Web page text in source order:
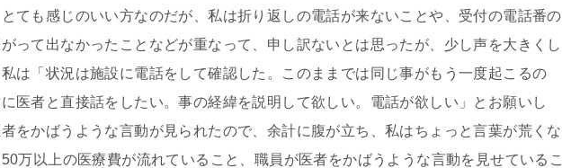
ても感じのいい方なのだが、私は折り返しの電話が来ないことや、受付の電話番の
って出なかったことなどが重なって、申し訳ないとは思ったが、少し声を大きくし
は「状況は施設に電話をして確認した。このままでは同じ事がもう一度起こるの
医者と直接話をしたい。事の経緯を説明して欲しい。電話が欲しい」とお願いし
をかばうような言動が見られたので、余計に腹が立ち、私はちょっと言葉が荒くな
万以上の医療費が流れていること、職員が医者をかばうような言動を見せているこ